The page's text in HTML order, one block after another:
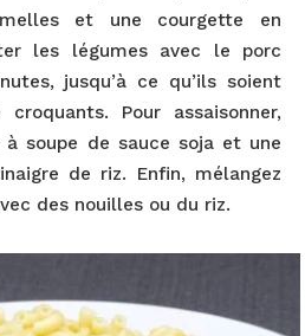
et une courgette en
les légumes avec le porc
jusqu’à ce qu’ils soient
Pour assaisonner,
soupe de sauce soja et une
de riz. Enfin, mélangez
des nouilles ou du riz.